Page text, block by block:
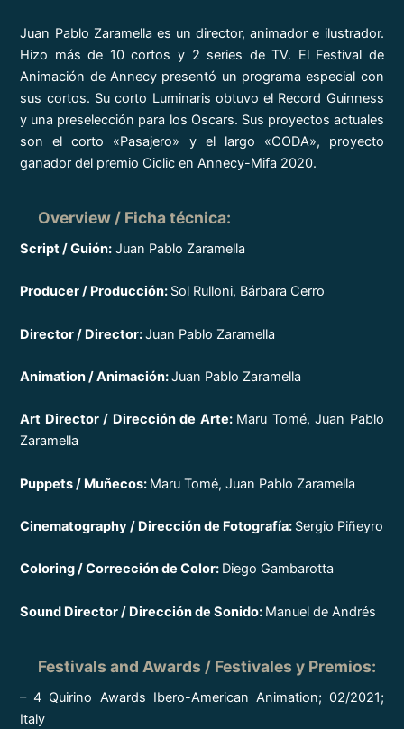
Juan Pablo Zaramella es un director, animador e ilustrador.
Hizo más de 10 cortos y 2 series de TV. El Festival de
Animación de Annecy presentó un programa especial con
sus cortos. Su corto Luminaris obtuvo el Record Guinness
y una preselección para los Oscars. Sus proyectos actuales
son el corto «Pasajero» y el largo «CODA», proyecto
ganador del premio Ciclic en Annecy-Mifa 2020.
Overview / Ficha técnica:
Script / Guión: Juan Pablo Zaramella
Producer / Producción: Sol Rulloni, Bárbara Cerro
Director / Director:Juan Pablo Zaramella
Animation / Animación:Juan Pablo Zaramella
Art Director / Dirección de Arte: Maru Tomé, Juan Pablo
Zaramella
Puppets / Muñecos: Maru Tomé, Juan Pablo Zaramella
Cinematography / Dirección de Fotografía: Sergio Piñeyro
Coloring / Corrección de Color: Diego Gambarotta
Sound Director / Dirección de Sonido: Manuel de Andrés
Festivals and Awards / Festivales y Premios:
– 4 Quirino Awards Ibero-American Animation; 02/2021;
Italy